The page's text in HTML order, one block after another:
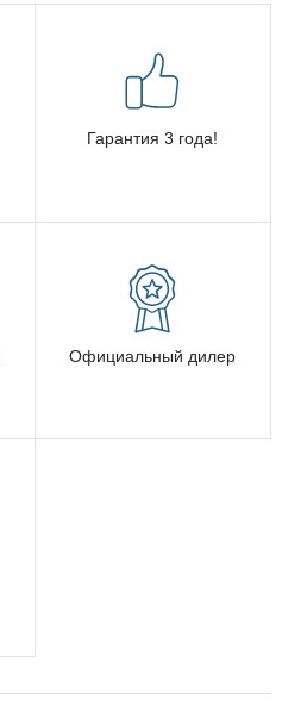
Гарантия 3 года!
Официальный дилер